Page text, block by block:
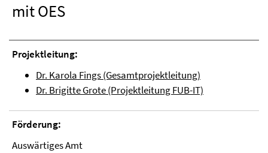
mit OES
Projektleitung:
Dr. Karola Fings (Gesamtprojektleitung)
Dr. Brigitte Grote (Projektleitung FUB-IT)
Förderung:
Auswärtiges Amt